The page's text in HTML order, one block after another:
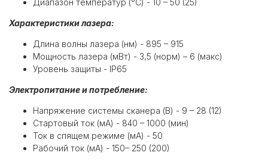
Характеристики лазера:
Длина волны лазера (нм) - 895 – 915
Мощность лазера (мВт) - 3,5 (норм) – 6 (макс)
Уровень защиты - IP65
Электропитание и потребление:
Напряжение системы сканера (В) - 9 – 28 (12)
Стартовый ток (мА) - 840 – 1000 (мин)
Ток в спящем режиме (мА) - 50
Рабочий ток (мА) - 150– 250 (200)